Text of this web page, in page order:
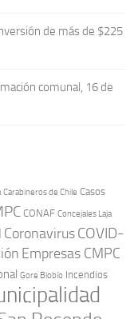
de más de $225
comunal, 16 de
Carabineros de Chile Casos
CONAF Concejales Laja
CoronavirusCOVID-
Empresas CMPC
Gore Biobío Incendios